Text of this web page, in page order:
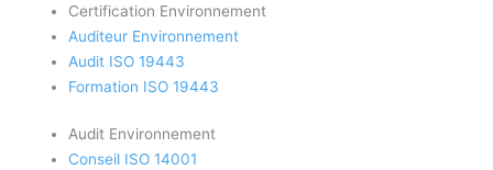
Certification Environnement
Auditeur Environnement
Audit ISO 19443
Formation ISO 19443
Audit Environnement
Conseil ISO 14001